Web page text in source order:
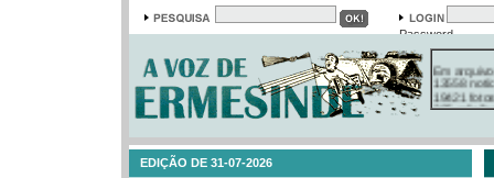
Password
Em arquivo
13558
19421
385
EDIÇÃO DE 31-07-2026